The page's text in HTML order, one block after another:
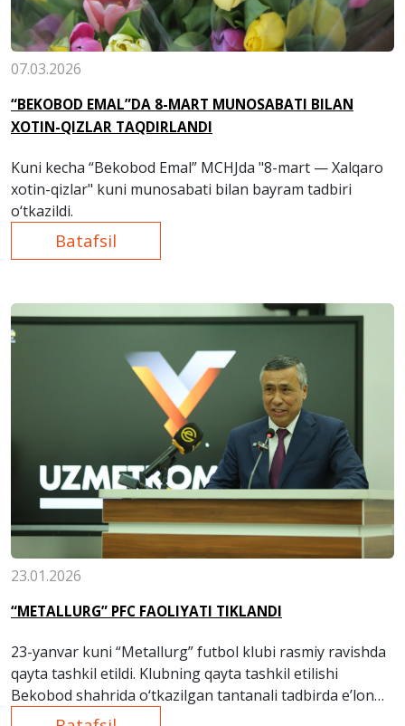
07.03.2026
“BEKOBOD EMAL”DA 8-MART MUNOSABATI BILAN
XOTIN-QIZLAR TAQDIRLANDI
Kuni kecha “Bekobod Emal” MCHJda "8-mart — Xalqaro
xotin-qizlar" kuni munosabati bilan bayram tadbiri
o‘tkazildi.
Batafsil
23.01.2026
“METALLURG” PFC FAOLIYATI TIKLANDI
23-yanvar kuni “Metallurg” futbol klubi rasmiy ravishda
qayta tashkil etildi. Klubning qayta tashkil etilishi
Bekobod shahrida o‘tkazilgan tantanali tadbirda e’lon